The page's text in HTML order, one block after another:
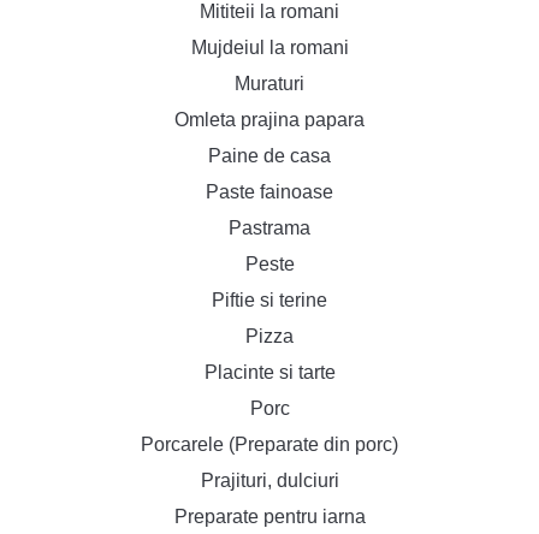
Mititeii la romani
Mujdeiul la romani
Muraturi
Omleta prajina papara
Paine de casa
Paste fainoase
Pastrama
Peste
Piftie si terine
Pizza
Placinte si tarte
Porc
Porcarele (Preparate din porc)
Prajituri, dulciuri
Preparate pentru iarna